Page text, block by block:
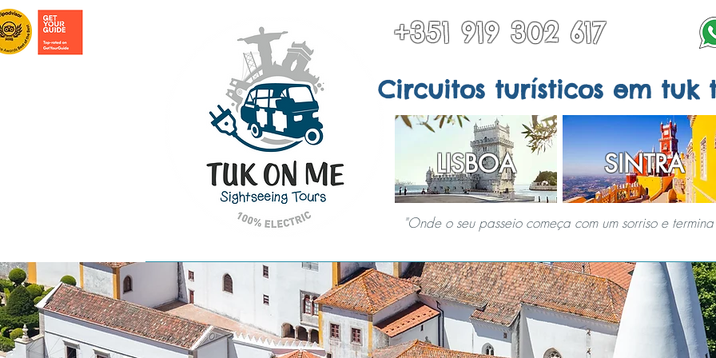
+351 919 302 617
Circuitos turísticos em tuk
LISBOA SINTRA
"Onde o seu passeio começa com um sorriso e